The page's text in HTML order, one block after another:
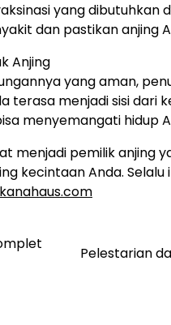
yang
dan pastikan anjing
Anjing
yang aman,
terasa menjadi sisi dari
menyemangati hidup
menjadi pemilik anjing
kecintaan Anda.
Pelestarian